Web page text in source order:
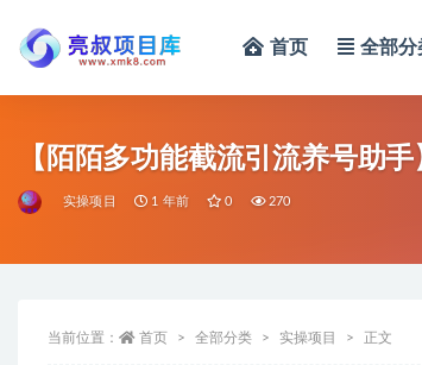
首页 全部分
【陌陌多功能截流引流养号助
实操项目 1 年前 0 270
当前位置： 首页 全部分类 实操项目 正文